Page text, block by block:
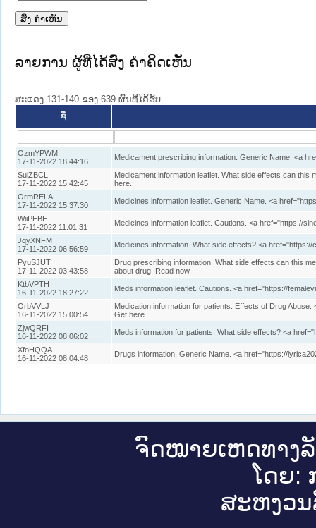
ລາຍການ ຜູ້ທີ່ໄດ້ສົ່ງ ຄໍາຄິດເຫັນ
ສະແດງ 131-140 ຂອງ 639 ຜົນທີ່ໄດ້ຮັບ.
ຊື່
OzmYPWM
17-11-2022 18:44:16
Medicament prescribing information. Generic Name. <a
SuiZBCL
17-11-2022 15:42:45
Medicament information leaflet. What side effects can this
here.
OrmRELA
17-11-2022 15:37:30
Medicines information leaflet. Generic Name. <a
WiiPEBE
17-11-2022 11:01:31
Medicines information leaflet. Cautions. <a href="https://
JqyXNFM
17-11-2022 06:56:59
Medicines information. What side effects? <a
PyuSJUT
17-11-2022 03:43:58
Drug prescribing information. What side effects can this
about drug. Read now.
KtbVPTH
16-11-2022 18:27:22
Meds information leaflet. Cautions. <a href="https://
OrbVVLJ
16-11-2022 15:00:54
Medication information for patients. Effects of Drug
Get here.
ZjwQRFI
16-11-2022 08:06:02
Meds information for patients. What side effects? <a
XfoHQQA
16-11-2022 08:04:48
Drugs information. Generic Name. <a href="https://
ຈົດ​ໝາຍ​ເຫດ​ທາງ​
ໂດຍ:
ສະ​ຫງວນ​